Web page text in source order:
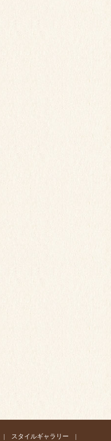
| スタイルギャラリー |